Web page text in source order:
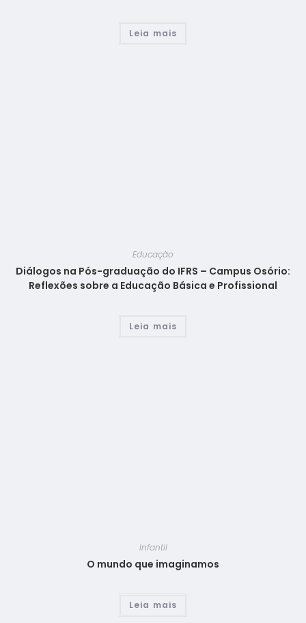
Leia mais
Educação
Diálogos na Pós-graduação do IFRS – Campus Osório:
Reflexões sobre a Educação Básica e Profissional
Leia mais
Infantil
O mundo que imaginamos
Leia mais